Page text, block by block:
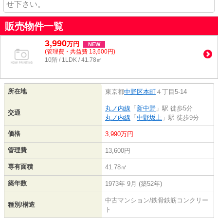
せ下さい。
販売物件一覧
3,990万円 NEW
(管理費・共益費 13,600円)
10階 / 1LDK / 41.78㎡
所在地 東京都中野区本町 ４丁目5-14
交通
丸ノ内線 「 新中野 」駅 徒歩5分
丸ノ内線 「 中野坂上 」駅 徒歩9分
価格 3,990万円
管理費 13,600円
専有面積 41.78㎡
築年数 1973年 9月 (築52年)
種別/構造
中古マンション/鉄骨鉄筋コンクリー
ト